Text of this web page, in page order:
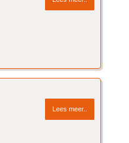
Lees meer..